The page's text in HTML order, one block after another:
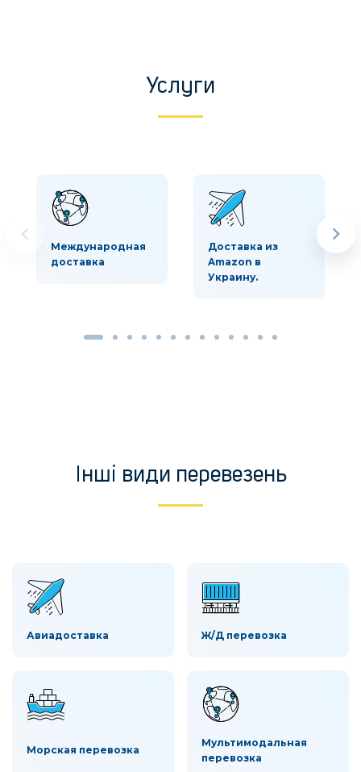
Услуги
Международная
доставка
Доставка из
Amazon в
Украину.
Інші види перевезень
Авиадоставка Ж/Д перевозка
Морская перевозка
Мультимодальная
перевозка